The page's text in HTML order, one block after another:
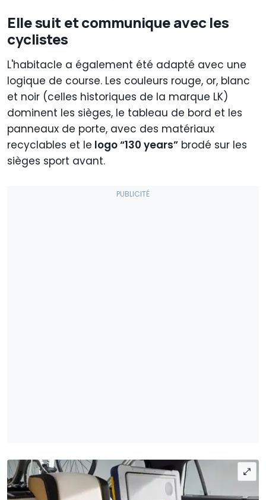
Elle suit et communique avec les
cyclistes
L'habitacle a également été adapté avec une
logique de course. Les couleurs rouge, or, blanc
et noir (celles historiques de la marque LK)
dominent les sièges, le tableau de bord et les
panneaux de porte, avec des matériaux
recyclables et le logo “130 years” brodé sur les
sièges sport avant.